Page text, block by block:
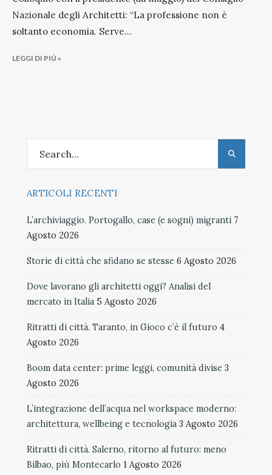
Nazionale degli Architetti: “La professione non è
soltanto economia. Serve...
LEGGI DI PIÚ »
ARTICOLI RECENTI
L’archiviaggio. Portogallo, case (e sogni) migranti 7
Agosto 2026
Storie di città che sfidano se stesse 6 Agosto 2026
Dove lavorano gli architetti oggi? Analisi del
mercato in Italia 5 Agosto 2026
Ritratti di città. Taranto, in Gioco c’è il futuro 4
Agosto 2026
Boom data center: prime leggi, comunità divise 3
Agosto 2026
L’integrazione dell’acqua nel workspace moderno:
architettura, wellbeing e tecnologia 3 Agosto 2026
Ritratti di città. Salerno, ritorno al futuro: meno
Bilbao, più Montecarlo 1 Agosto 2026